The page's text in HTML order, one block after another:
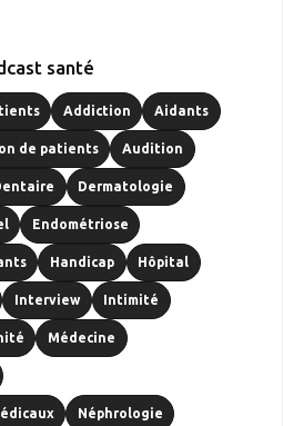
santé
Addiction Aidants
de patients Audition
Dermatologie
Endométriose
Handicap Hôpital
Interview Intimité
Médecine
Néphrologie